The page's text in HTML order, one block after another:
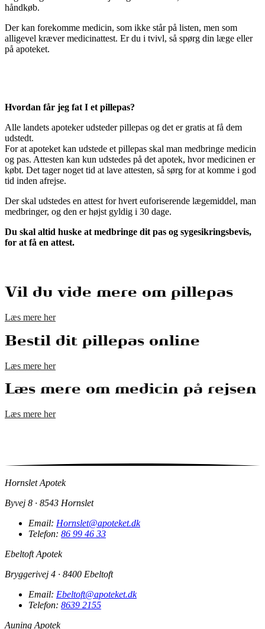
håndkøb.
Der kan forekomme medicin, som ikke står på listen, men som
alligevel kræver medicinattest. Er du i tvivl, så spørg din læge eller
på apoteket.
Hvordan får jeg fat I et pillepas?
Alle landets apoteker udsteder pillepas og det er gratis at få dem
udstedt.
For at apoteket kan udstede et pillepas skal man medbringe medicin
og pas. Attesten kan kun udstedes på det apotek, hvor medicinen er
købt. Det tager noget tid at lave attesten, så sørg for at komme i god
tid inden afrejse.
Der skal udstedes en attest for hvert euforiserende lægemiddel, man
medbringer, og den er højst gyldig i 30 dage.
Du skal altid huske at medbringe dit pas og sygesikringsbevis,
for at få en attest.
Vil du vide mere om pillepas
Læs mere her
Bestil dit pillepas online
Læs mere her
Læs mere om medicin på rejsen
Læs mere her
Hornslet Apotek
Byvej 8 · 8543 Hornslet
Email: Hornslet@apoteket.dk
Telefon: 86 99 46 33
Ebeltoft Apotek
Bryggerivej 4 · 8400 Ebeltoft
Email: Ebeltoft@apoteket.dk
Telefon: 8639 2155
Auning Apotek